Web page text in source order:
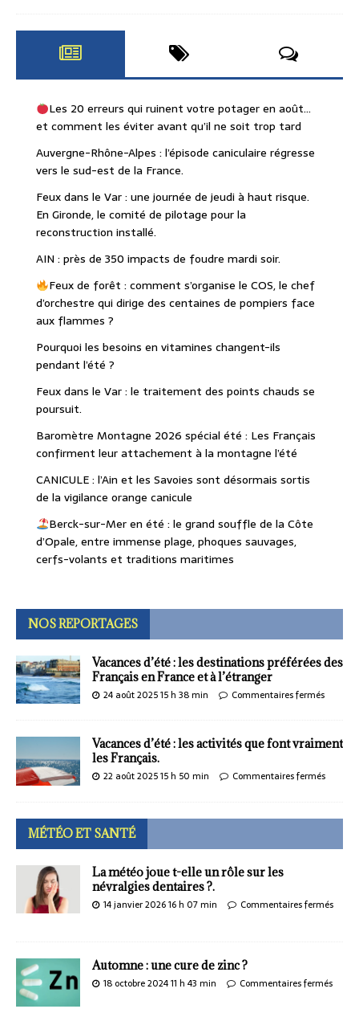
Les 20 erreurs qui ruinent votre potager en août…
et comment les éviter avant qu’il ne soit trop tard
Auvergne-Rhône-Alpes : l’épisode caniculaire régresse
vers le sud-est de la France.
Feux dans le Var : une journée de jeudi à haut risque.
En Gironde, le comité de pilotage pour la
reconstruction installé.
AIN : près de 350 impacts de foudre mardi soir.
Feux de forêt : comment s’organise le COS, le chef
d’orchestre qui dirige des centaines de pompiers face
aux flammes ?
Pourquoi les besoins en vitamines changent-ils
pendant l’été ?
Feux dans le Var : le traitement des points chauds se
poursuit.
Baromètre Montagne 2026 spécial été : Les Français
confirment leur attachement à la montagne l’été
CANICULE : l’Ain et les Savoies sont désormais sortis
de la vigilance orange canicule
Berck-sur-Mer en été : le grand souffle de la Côte
d’Opale, entre immense plage, phoques sauvages,
cerfs-volants et traditions maritimes
NOS REPORTAGES
Vacances d’été : les destinations préférées des
Français en France et à l’étranger
24 août 2025 15 h 38 min Commentaires fermés
Vacances d’été : les activités que font vraiment
les Français.
22 août 2025 15 h 50 min Commentaires fermés
MÉTÉO ET SANTÉ
La météo joue t-elle un rôle sur les
névralgies dentaires ?.
14 janvier 2026 16 h 07 min Commentaires fermés
Automne : une cure de zinc ?
18 octobre 2024 11 h 43 min Commentaires fermés